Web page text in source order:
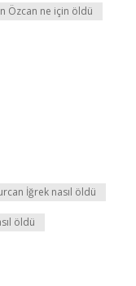
Özcan ne için öldü
İğrek nasıl öldü
öldü